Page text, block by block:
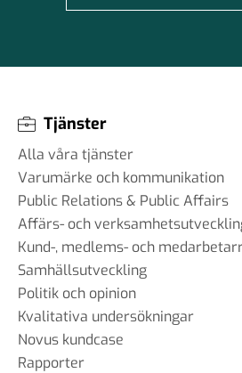
Tjänster
Alla våra tjänster
Varumärke och kommunikation
Public Relations & Public Affairs
Affärs- och
Kund-, medlems- och
Samhällsutveckling
Politik och opinion
Kvalitativa undersökningar
Novus kundcase
Rapporter